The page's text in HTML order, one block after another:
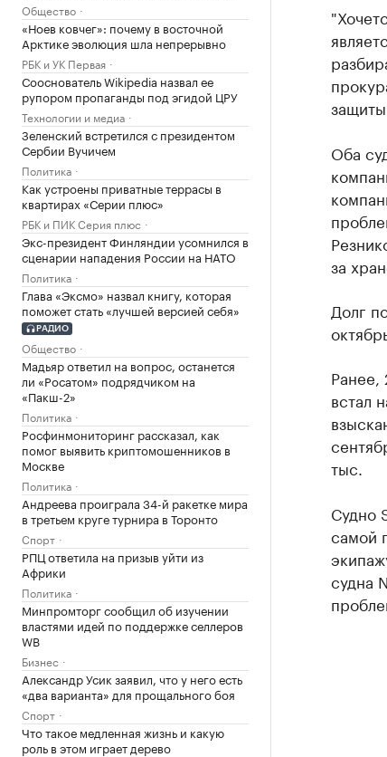
Общество
«Ноев ковчег»: почему в восточной
Арктике эволюция шла непрерывно
РБК и УК Первая
Сооснователь Wikipedia назвал ее
рупором пропаганды под эгидой ЦРУ
Технологии и медиа
Зеленский встретился с президентом
Сербии Вучичем
Политика
Как устроены приватные террасы в
квартирах «Серии плюс»
РБК и ПИК Серия плюс
Экс-президент Финляндии усомнился в
сценарии нападения России на НАТО
Политика
Глава «Эксмо» назвал книгу, которая
поможет стать «лучшей версией себя»
РАДИО
Общество
Мадьяр ответил на вопрос, останется
ли «Росатом» подрядчиком на
«Пакш-2»
Политика
Росфинмониторинг рассказал, как
помог выявить криптомошенников в
Москве
Политика
Андреева проиграла 34-й ракетке мира
в третьем круге турнира в Торонто
Спорт
РПЦ ответила на призыв уйти из
Африки
Политика
Минпромторг сообщил об изучении
властями идей по поддержке селлеров
WB
Бизнес
Александр Усик заявил, что у него есть
«два варианта» для прощального боя
Спорт
Что такое медленная жизнь и какую
роль в этом играет дерево
Оба
за
Долг
Ранее,
встал
тыс.
Судно
самой
судна